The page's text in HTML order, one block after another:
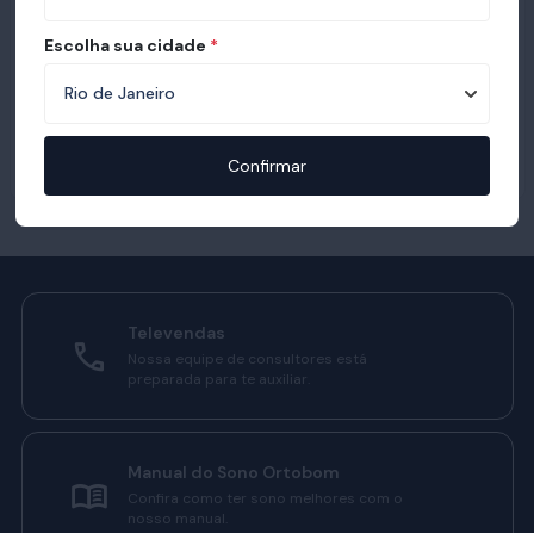
Televendas
Nossa equipe de consultores está
preparada para te auxiliar.
Manual do Sono Ortobom
Confira como ter sono melhores com o
nosso manual.
Escolha sua cidade *
Confirmar